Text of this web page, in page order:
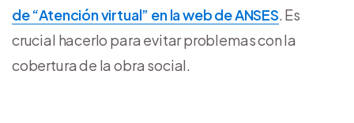
de “Atención virtual” en la web de ANSES. Es
crucial hacerlo para evitar problemas con la
cobertura de la obra social.